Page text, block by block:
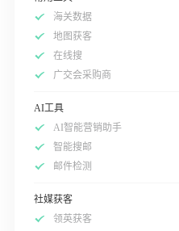
海关数据
地图获客
在线搜
广交会采购商
AI工具
AI智能营销助手
智能搜邮
邮件检测
社媒获客
领英获客